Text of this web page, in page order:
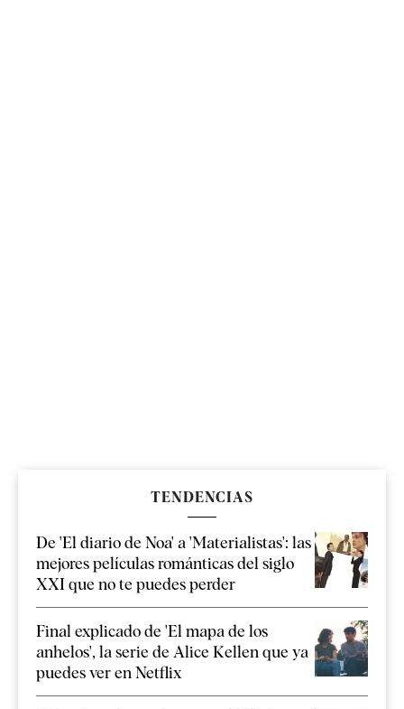
TENDENCIAS
De 'El diario de Noa' a 'Materialistas': las
mejores películas románticas del siglo
XXI que no te puedes perder
Final explicado de 'El mapa de los
anhelos', la serie de Alice Kellen que ya
puedes ver en Netflix